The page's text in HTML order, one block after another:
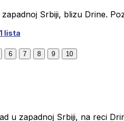
Srbiji, blizu Drine.
lista
6 7 8 9 10
u zapadnoj Srbiji, na reci